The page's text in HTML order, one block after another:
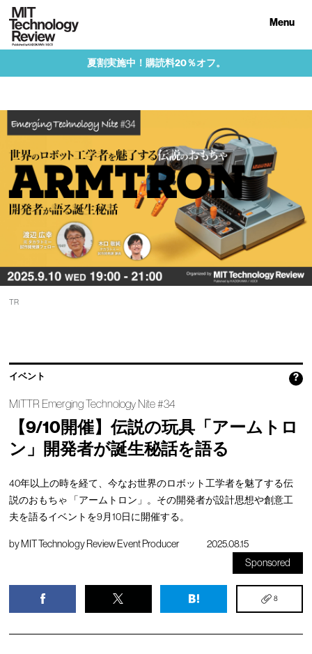
Menu
夏割実施中！購読料20％オフ。
TR
イベント ?
MITTR Emerging Technology Nite #34
【9/10開催】伝説の玩具「アームトロ
ン」開発者が誕生秘話を語る
40年以上の時を経て、今なお世界のロボット工学者を魅了する伝
説のおもちゃ 「アームトロン」。その開発者が設計思想や創意工
夫を語るイベントを9月10日に開催する。
byMIT Technology Review Event Producer
2025.08.15
Sponsored
8